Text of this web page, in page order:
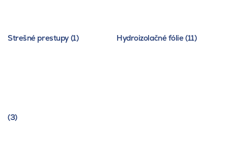
Strešné prestupy (1) Hydroizolačné fólie (11)
(3)